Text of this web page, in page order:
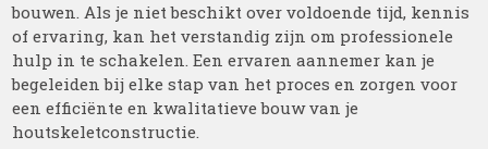
bouwen. Als je niet beschikt over voldoende tijd, kennis
of ervaring, kan het verstandig zijn om professionele
hulp in te schakelen. Een ervaren aannemer kan je
begeleiden bij elke stap van het proces en zorgen voor
een efficiënte en kwalitatieve bouw van je
houtskeletconstructie.